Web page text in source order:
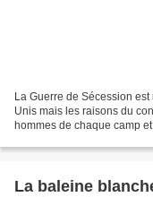
La Guerre de Sécession
Unis mais les raisons du
hommes de chaque camp
La baleine